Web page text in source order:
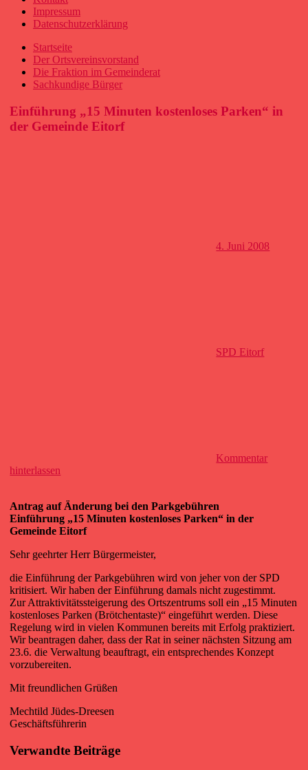
Impressum
Datenschutzerklärung
Startseite
Der Ortsvereinsvorstand
Die Fraktion im Gemeinderat
Sachkundige Bürger
Einführung „15 Minuten kostenloses Parken“ in
der Gemeinde Eitorf
4. Juni 2008
SPD Eitorf
Kommentar
hinterlassen
Antrag auf Änderung bei den Parkgebühren
Einführung „15 Minuten kostenloses Parken“ in der
Gemeinde Eitorf
Sehr geehrter Herr Bürgermeister,
die Einführung der Parkgebühren wird von jeher von der SPD
kritisiert. Wir haben der Einführung damals nicht zugestimmt.
Zur Attraktivitätssteigerung des Ortszentrums soll ein „15 Minuten
kostenloses Parken (Brötchentaste)“ eingeführt werden. Diese
Regelung wird in vielen Kommunen bereits mit Erfolg praktiziert.
Wir beantragen daher, dass der Rat in seiner nächsten Sitzung am
23.6. die Verwaltung beauftragt, ein entsprechendes Konzept
vorzubereiten.
Mit freundlichen Grüßen
Mechtild Jüdes-Dreesen
Geschäftsführerin
Verwandte Beiträge